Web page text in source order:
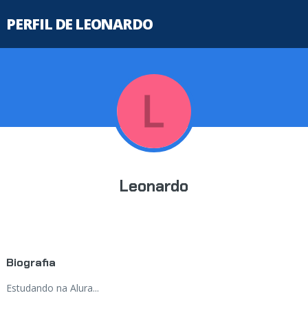
PERFIL DE LEONARDO
Leonardo
Biografia
Estudando na Alura...